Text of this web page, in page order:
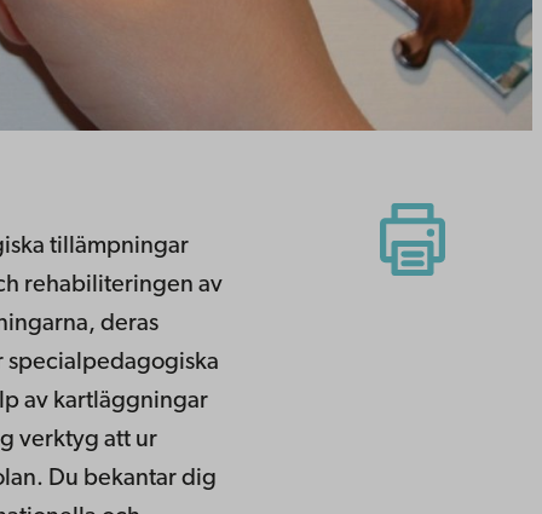
tillämpningar
rehabiliteringen av
deras
specialpedagogiska
av kartläggningar
verktyg att ur
Du bekantar dig